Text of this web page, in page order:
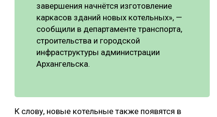
завершения начнётся изготовление
каркасов зданий новых котельных», —
сообщили в департаменте транспорта,
строительства и городской
инфраструктуры администрации
Архангельска.
К слову, новые котельные также появятся в